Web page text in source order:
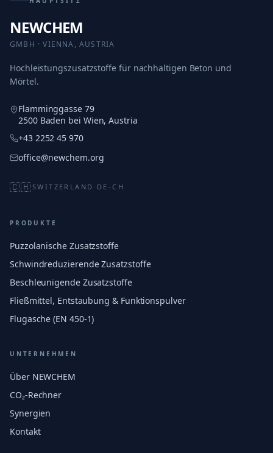
NEWCHEM
GMBH · VIENNA, AUSTRIA
Hochleistungszusatzstoffe für nachhaltigen Beton und
Mörtel.
Flamminggasse 79
2500 Baden bei Wien, Austria
+43 2252 45 970
office@newchem.org
🇨🇭 SWITZERLAND · DE-CH
PRODUKTE
Puzzolanische Zusatzstoffe
Schwindreduzierende Zusatzstoffe
Beschleunigende Zusatzstoffe
Fließmittel, Entstaubung & Funktionspulver
Flugasche (EN 450-1)
UNTERNEHMEN
Über NEWCHEM
CO₂-Rechner
Synergien
Kontakt